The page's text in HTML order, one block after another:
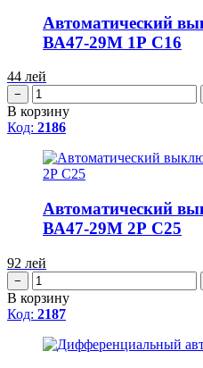
Автоматический
ВА47-29М 1Р С16
44 лей
−
В корзину
Код: 2186
Автоматический
ВА47-29М 2Р С25
92 лей
−
В корзину
Код: 2187